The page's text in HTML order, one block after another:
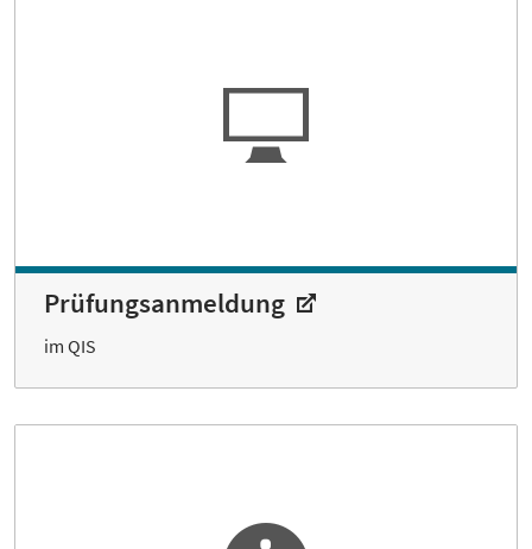
Prüfungsanmeldung
im QIS